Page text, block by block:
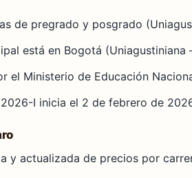
de pregrado y posgrado
está en Bogotá
el Ministerio de Educación
I inicia el 2 de febrero de
y actualizada de precios por